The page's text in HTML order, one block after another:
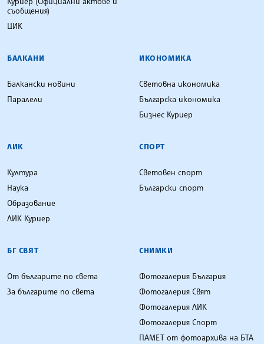
съобщения)
ЦИК
БАЛКАНИ
Балкански новини
Паралели
ИКОНОМИКА
Световна икономика
Българска икономика
Бизнес Куриер
ЛИК
Култура
Наука
Образование
ЛИК Куриер
СПОРТ
Световен спорт
Български спорт
БГ СВЯТ
От българите по света
За българите по света
СНИМКИ
Фотогалерия България
Фотогалерия Свят
Фотогалерия ЛИК
Фотогалерия Спорт
ПАМЕТ от фотоархива на БТА